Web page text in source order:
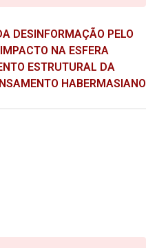
DESINFORMAÇÃO PELO
NA ESFERA
ESTRUTURAL DA
HABERMASIANO